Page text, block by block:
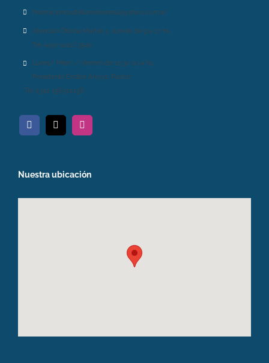
federacioncastellanoleonesa@yahoo.com.ar
Atención Oficina Martes y Jueves de 9 a 17 hs.
Tel 4431-4121/3540.
Lunes/ Mierc / Viernes de 10.30 a 14 hs.
Presidente Emilce Arroyo Pastor:
Tel 0342 156310138.
Nuestra ubicación